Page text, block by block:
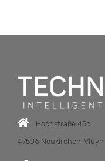
Hochstraße 45c
47506 Neukirchen-Vluyn